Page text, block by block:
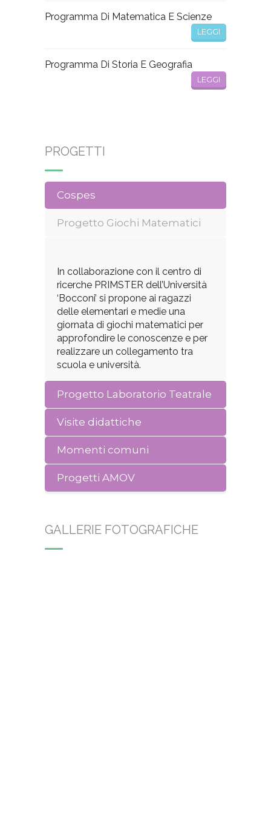
Programma Di Matematica E Scienze
LEGGI
Programma Di Storia E Geografia
LEGGI
PROGETTI
Cospes
Progetto Giochi Matematici
In collaborazione con il centro di
ricerche PRIMSTER dell’Università
‘Bocconi’ si propone ai ragazzi
delle elementari e medie una
giornata di giochi matematici per
approfondire le conoscenze e per
realizzare un collegamento tra
scuola e università.
Progetto Laboratorio Teatrale
Visite didattiche
Momenti comuni
Progetti AMOV
GALLERIE FOTOGRAFICHE